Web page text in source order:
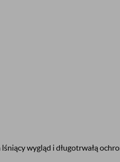
wygląd i długotrwałą